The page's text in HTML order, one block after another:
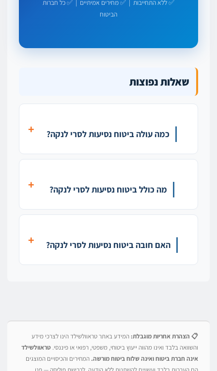
✅ ללא התחייבות | ✅ מחירים אמיתיים | ✅ כל חברות
הביטוח
שאלות נפוצות
כמה עולה ביטוח נסיעות לסרי לנקה?
מה כולל ביטוח נסיעות לסרי לנקה?
האם חובה ביטוח נסיעות לסרי לנקה?
📋 הצהרת אחריות מוגבלת: המידע באתר טראוולשילד הינו לצרכי מידע
והשוואה בלבד ואינו מהווה ייעוץ ביטוחי, משפטי, רפואי או פיננסי. טראוולשילד
אינה חברת ביטוח ואינה שלוח ביטוח מורשה. המחירים והכיסויים המוצגים